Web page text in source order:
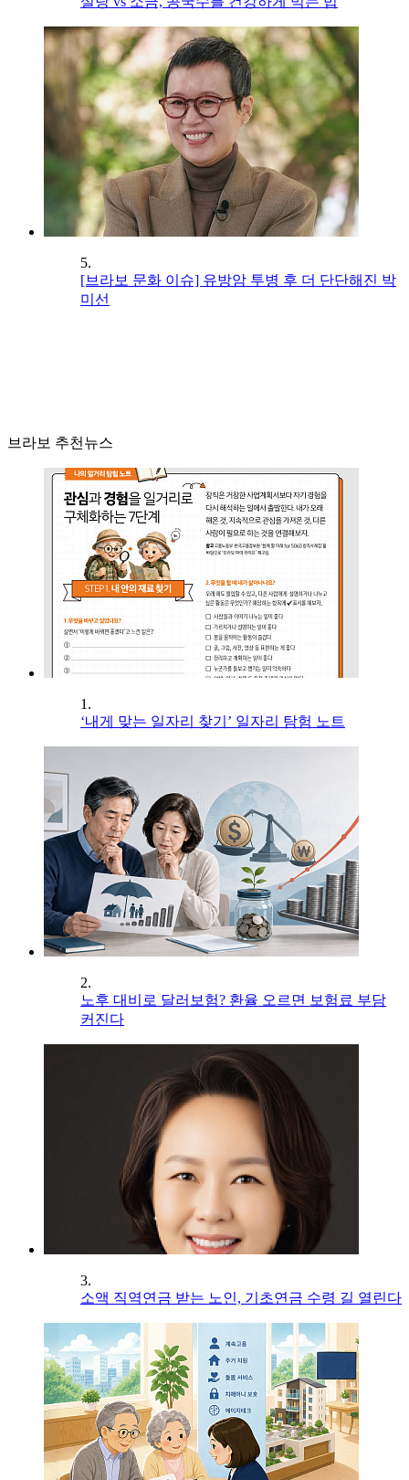
5.
[브라보 문화 이슈] 유방암 투병 후 더 단단해진 박
미선
브라보 추천뉴스
1.
‘내게 맞는 일자리 찾기’ 일자리 탐험 노트
2.
노후 대비로 달러보험? 환율 오르면 보험료 부담
커진다
3.
소액 직역연금 받는 노인, 기초연금 수령 길 열린다